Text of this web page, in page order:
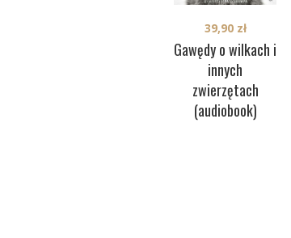
Gawędy o wilkach i
innych
zwierzętach
(audiobook)
39,90 zł